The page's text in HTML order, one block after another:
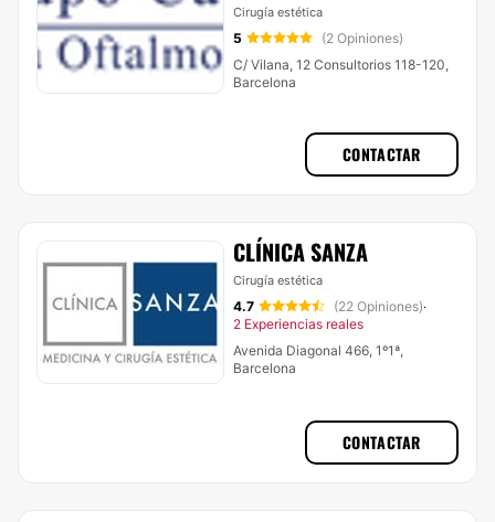
Cirugía estética
5
(2 Opiniones)
C/ Vilana, 12 Consultorios 118-120,
Barcelona
CONTACTAR
CLÍNICA SANZA
Cirugía estética
4.7 (22 Opiniones)·
2 Experiencias reales
Avenida Diagonal 466, 1º1ª,
Barcelona
CONTACTAR